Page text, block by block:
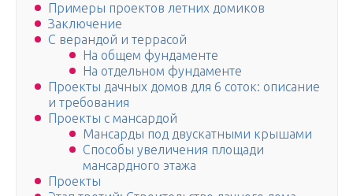
Примеры проектов летних домиков
Заключение
С верандой и террасой
На общем фундаменте
На отдельном фундаменте
Проекты дачных домов для 6 соток: описание
и требования
Проекты с мансардой
Мансарды под двускатными крышами
Способы увеличения площади
мансардного этажа
Проекты